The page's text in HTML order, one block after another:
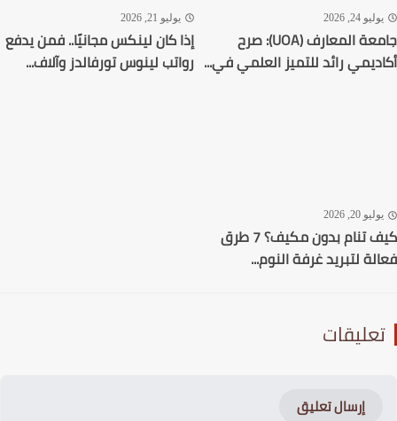
24, 2026
جامعة المعارف (UOA): صرح
رائد للتميز العلمي في...
يوليو 21, 2026
إذا كان لينكس مجانيًا.. فمن يدفع
رواتب لينوس تورفالدز وآلاف...
20, 2026
كيف تنام بدون مكيف؟ 7 طرق
لتبريد غرفة النوم...
إرسال تعليق